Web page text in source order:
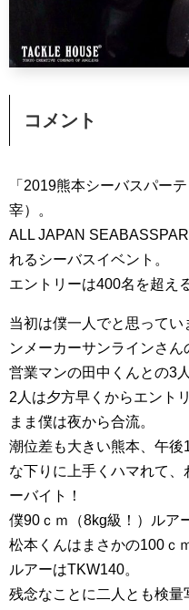
コメント
「2019熊本シーバスパー
宰）。
ALL JAPAN
れるシーバスイベント。
エントリーは400名を超え
当初は僕一人でと思って
ンメーカーサンラインさん
営業マンの田中くんとの3
2人は夕方早くからエント
まま僕は夜から合流。
潮位差も大きい熊本、午
な下りに上手くハマれて
ーバイト！
僕90ｃｍ（8kg級！）ルア
松本くんはまさかの100ｃ
ルアーはTKW140。
残念なことに二人とも検